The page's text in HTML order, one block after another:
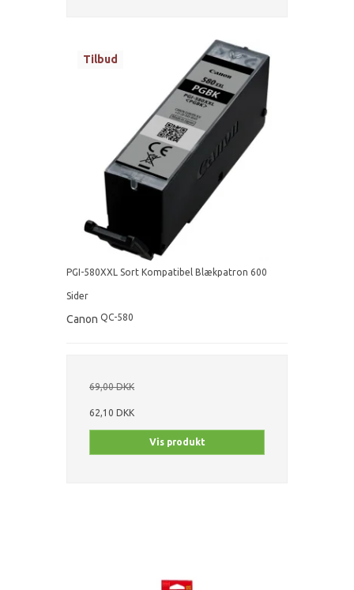
Tilbud
PGI-580XXL Sort Kompatibel Blækpatron 600
Sider
Canon QC-580
69,00 DKK
62,10 DKK
Vis produkt